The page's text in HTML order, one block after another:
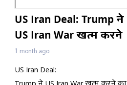
US Iran Deal: Trump ने
US Iran War खत्म करने
का किया ऐलान, जल्द
खुलेगा Strait of
1 month ago
US Iran Deal: